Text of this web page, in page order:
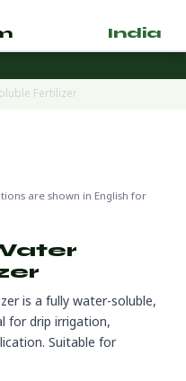
India
Fertilizer
are shown in English for
is a fully water-soluble,
for drip irrigation,
Suitable for